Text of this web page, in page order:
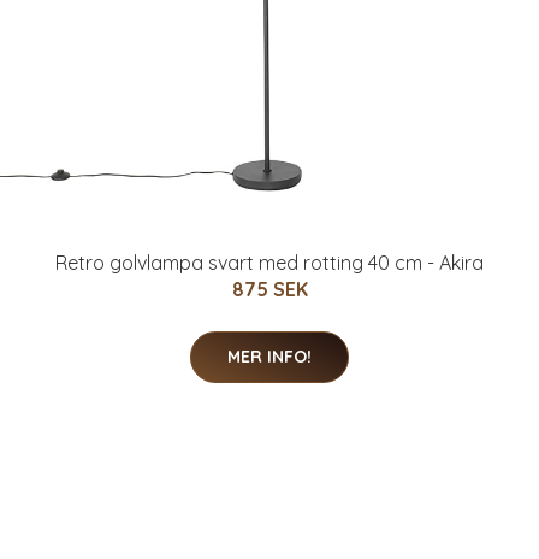
Retro golvlampa svart med rotting 40 cm - Akira
875 SEK
MER INFO!